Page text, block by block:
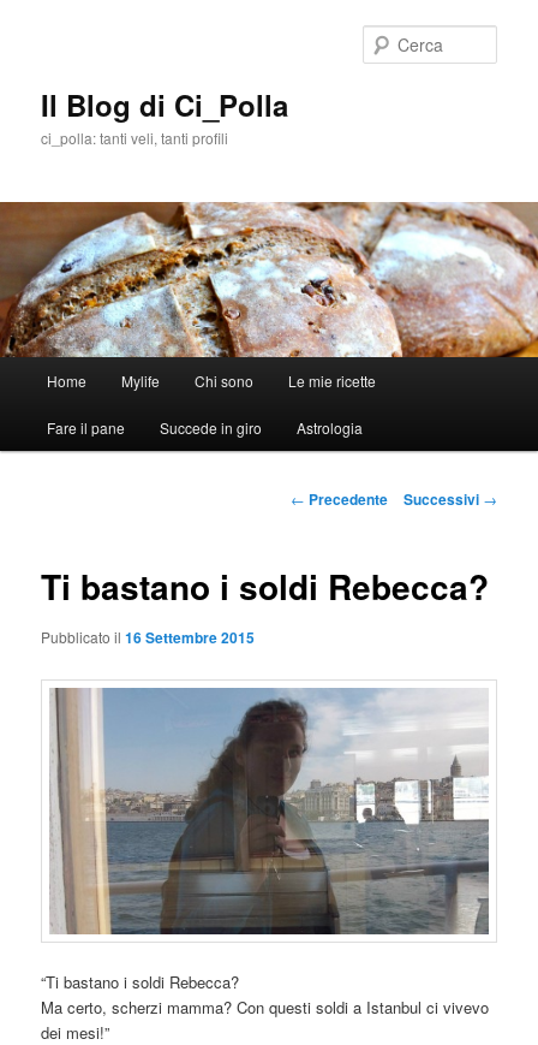
Il Blog di Ci_Polla
ci_polla: tanti veli, tanti profili
principale
Vai
al
Home Mylife Chi sono Le mie ricette
Fare il pane Succede in giro Astrologia
Navigazione
← Precedente Successivi →
Ti bastano i soldi Rebecca?
Pubblicato il16 Settembre 2015
“Ti bastano i soldi Rebecca?
Ma certo, scherzi mamma? Con questi soldi a Istanbul ci vivevo
dei mesi!”